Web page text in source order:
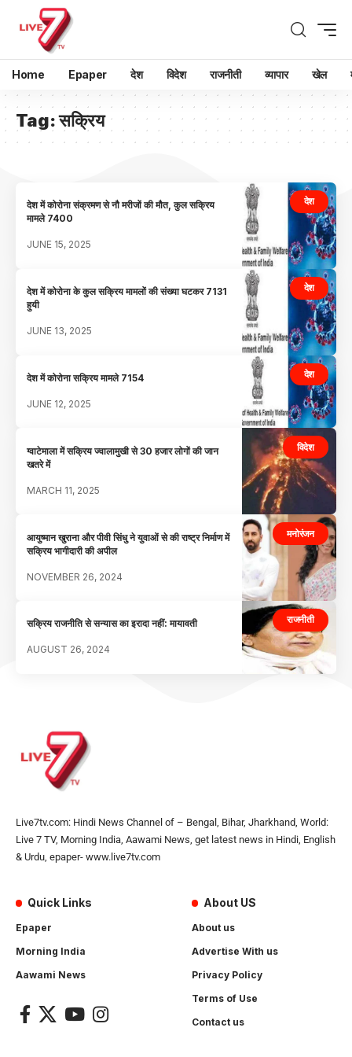
Home Epaper देश विदेश राजनीती व्यापार खेल
Tag:सक्रिय
देश
देश में कोरोना संक्रमण से नौ मरीजों की मौत, कुल सक्रिय
मामले 7400
JUNE 15, 2025
देश
देश में कोरोना के कुल सक्रिय मामलों की संख्या घटकर 7131
हुयी
JUNE 13, 2025
देश
देश में कोरोना सक्रिय मामले 7154
JUNE 12, 2025
विदेश
ग्वाटेमाला में सक्रिय ज्वालामुखी से 30 हजार लोगों की जान
खतरे में
MARCH 11, 2025
मनोरंजन
आयुष्मान खुराना और पीवी सिंधु ने युवाओं से की राष्ट्र निर्माण में
सक्रिय भागीदारी की अपील
NOVEMBER 26, 2024
राजनीती
सक्रिय राजनीति से सन्यास का इरादा नहीं: मायावती
AUGUST 26, 2024
Live7tv.com: Hindi News Channel of – Bengal, Bihar, Jharkhand, World:
Live 7 TV, Morning India, Aawami News, get latest news in Hindi, English
& Urdu, epaper- www.live7tv.com
Quick Links
Epaper
Morning India
Aawami News
About US
About us
Advertise With us
Privacy Policy
Terms of Use
Contact us